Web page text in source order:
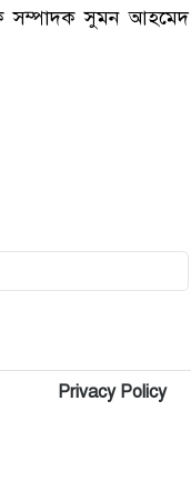
সম্পাদক সুমন আহমেদ
Privacy Policy